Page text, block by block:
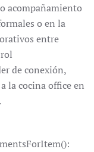
acompañamiento
o en la
entre
de conexión,
la cocina office en
.